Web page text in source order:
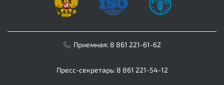
Приемная: 8 861 221-61-62
Пресс-секретарь: 8 861 221-54-12